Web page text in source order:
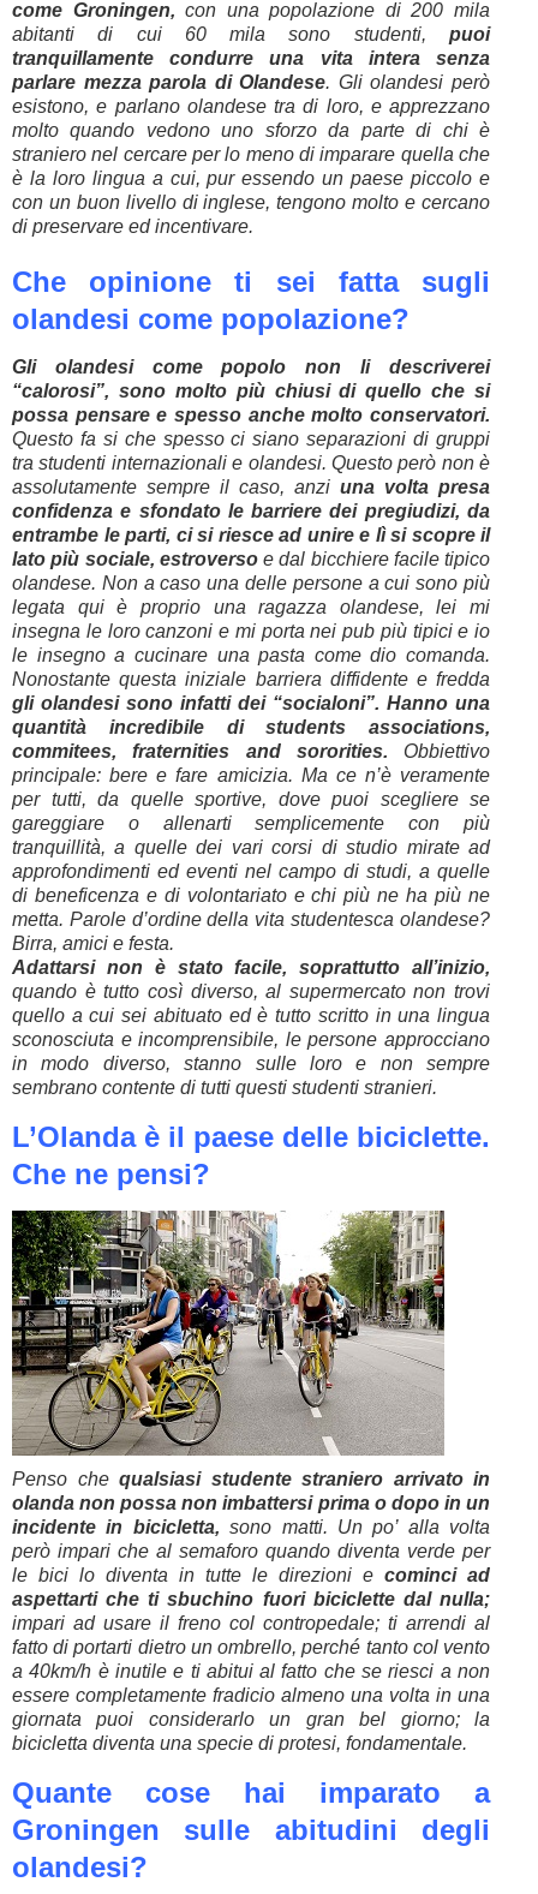
come Groningen, con una popolazione di 200 mila
abitanti di cui 60 mila sono studenti, puoi
tranquillamente condurre una vita intera senza
parlare mezza parola di Olandese. Gli olandesi però
esistono, e parlano olandese tra di loro, e apprezzano
molto quando vedono uno sforzo da parte di chi è
straniero nel cercare per lo meno di imparare quella che
è la loro lingua a cui, pur essendo un paese piccolo e
con un buon livello di inglese, tengono molto e cercano
di preservare ed incentivare.
Che opinione ti sei fatta sugli
olandesi come popolazione?
Gli olandesi come popolo non li descriverei
“calorosi”, sono molto più chiusi di quello che si
possa pensare e spesso anche molto conservatori.
Questo fa si che spesso ci siano separazioni di gruppi
tra studenti internazionali e olandesi. Questo però non è
assolutamente sempre il caso, anzi una volta presa
confidenza e sfondato le barriere dei pregiudizi, da
entrambe le parti, ci si riesce ad unire e lì si scopre il
lato più sociale, estroversoe dal bicchiere facile tipico
olandese. Non a caso una delle persone a cui sono più
legata qui è proprio una ragazza olandese, lei mi
insegna le loro canzoni e mi porta nei pub più tipici e io
le insegno a cucinare una pasta come dio comanda.
Nonostante questa iniziale barriera diffidente e fredda
gli olandesi sono infatti dei “socialoni”. Hanno una
quantità incredibile di students associations,
commitees, fraternities and sororities. Obbiettivo
principale: bere e fare amicizia. Ma ce n’è veramente
per tutti, da quelle sportive, dove puoi scegliere se
gareggiare o allenarti semplicemente con più
tranquillità, a quelle dei vari corsi di studio mirate ad
approfondimenti ed eventi nel campo di studi, a quelle
di beneficenza e di volontariato e chi più ne ha più ne
metta. Parole d’ordine della vita studentesca olandese?
Birra, amici e festa.
Adattarsi non è stato facile, soprattutto all’inizio,
quando è tutto così diverso, al supermercato non trovi
quello a cui sei abituato ed è tutto scritto in una lingua
sconosciuta e incomprensibile, le persone approcciano
in modo diverso, stanno sulle loro e non sempre
sembrano contente di tutti questi studenti stranieri.
L’Olanda è il paese delle biciclette.
Che ne pensi?
Penso che qualsiasi studente straniero arrivato in
olanda non possa non imbattersi prima o dopo in un
incidente in bicicletta, sono matti. Un po’ alla volta
però impari che al semaforo quando diventa verde per
le bici lo diventa in tutte le direzioni e cominci ad
aspettarti che ti sbuchino fuori biciclette dal nulla;
impari ad usare il freno col contropedale; ti arrendi al
fatto di portarti dietro un ombrello, perché tanto col vento
a 40km/h è inutile e ti abitui al fatto che se riesci a non
essere completamente fradicio almeno una volta in una
giornata puoi considerarlo un gran bel giorno; la
bicicletta diventa una specie di protesi, fondamentale.
Quante cose hai imparato a
Groningen sulle abitudini degli
olandesi?